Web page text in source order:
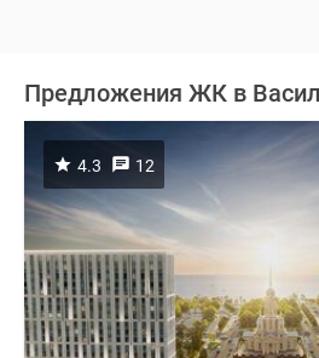
Предложения ЖК в
4.3 12